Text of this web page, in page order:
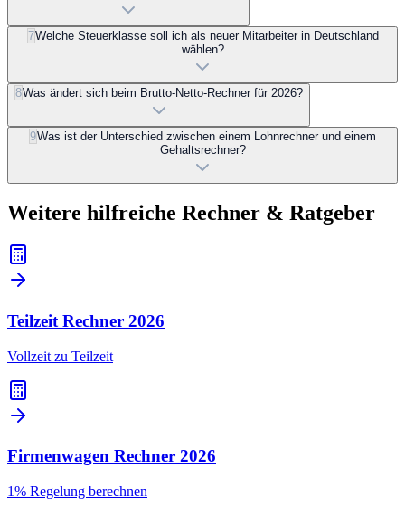
7Welche Steuerklasse soll ich als neuer Mitarbeiter in Deutschland
wählen?
8Was ändert sich beim Brutto-Netto-Rechner für 2026?
9Was ist der Unterschied zwischen einem Lohnrechner und einem
Gehaltsrechner?
Weitere hilfreiche Rechner & Ratgeber
Teilzeit Rechner 2026
Vollzeit zu Teilzeit
Firmenwagen Rechner 2026
1% Regelung berechnen